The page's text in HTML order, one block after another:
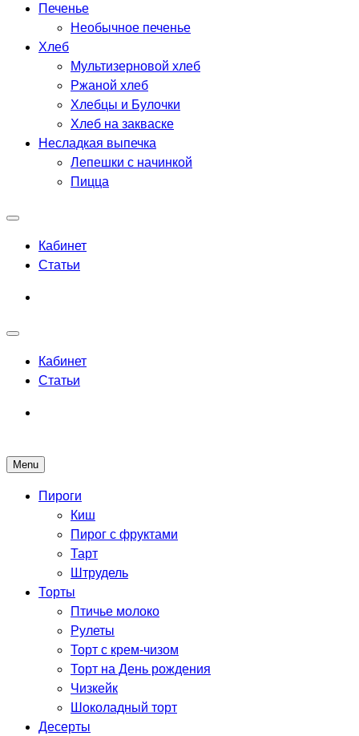
Печенье
Необычное печенье
Хлеб
Мультизерновой хлеб
Ржаной хлеб
Хлебцы и Булочки
Хлеб на закваске
Несладкая выпечка
Лепешки с начинкой
Пицца
Кабинет
Статьи
Кабинет
Статьи
Рецепты выпечки для всех
Menu
Пироги
Киш
Пирог с фруктами
Тарт
Штрудель
Торты
Птичье молоко
Рулеты
Торт с крем-чизом
Торт на День рождения
Чизкейк
Шоколадный торт
Десерты